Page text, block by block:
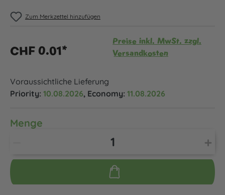
Zum Merkzettel hinzufügen
CHF 0.01*
Preise inkl. MwSt. zzgl.
Versandkosten
Voraussichtliche Lieferung
Priority: 10.08.2026, Economy: 11.08.2026
Menge